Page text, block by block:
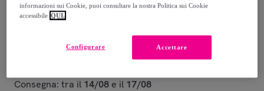
Consegna: tra il 14/08 e il 17/08
informazioni sui Cookie, puoi consultare la nostra Politica sui Cookie
accessibile QUI.
Accettare
Configurare